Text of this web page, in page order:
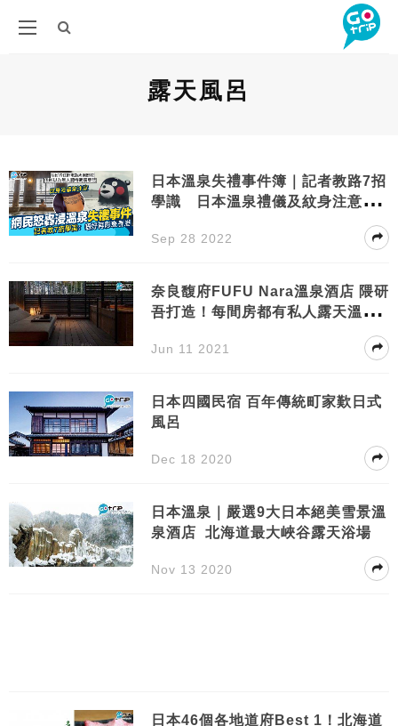
露天風呂
日本溫泉失禮事件簿｜記者教路7招
學識 日本溫泉禮儀及紋身注意事
Sep 28 2022
奈良馥府FUFU Nara溫泉酒店 隈研
吾打造！每間房都有私人露天溫泉
Jun 11 2021
日本四國民宿 百年傳統町家歎日式
風呂
Dec 18 2020
日本溫泉｜嚴選9大日本絕美雪景溫
泉酒店 北海道最大峽谷露天浴場
Nov 13 2020
日本46個各地道府Best 1！北海道